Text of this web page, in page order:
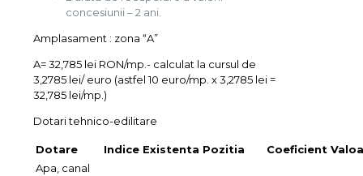
concesiunii – 2 ani.
Amplasament : zona “A”
A= 32,785 lei RON/mp.- calculat la cursul de
3,2785 lei/ euro (astfel 10 euro/mp. x 3,2785 lei =
32,785 lei/mp.)
Dotari tehnico-edilitare
Dotare Indice Existenta Pozitia Coeficient
Apa, canal